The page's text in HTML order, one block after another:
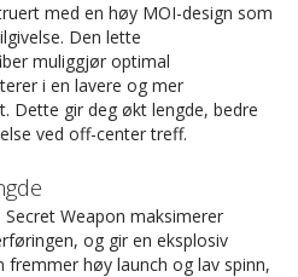
med en høy MOI-design som
Den lette
muliggjør optimal
i en lavere og mer
Dette gir deg økt lengde, bedre
ved off-center treff.
Weapon maksimerer
og gir en eksplosiv
fremmer høy launch og lav spinn,